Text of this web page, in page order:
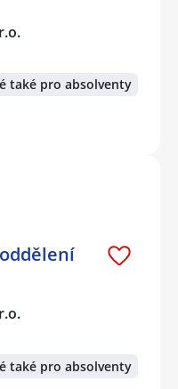
také pro absolventy
také pro absolventy